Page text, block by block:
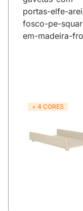
+ 4 CORES